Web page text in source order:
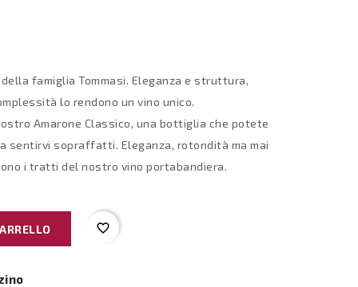
famiglia Tommasi. Eleganza e struttura,
lo rendono un vino unico.
Amarone Classico, una bottiglia che potete
sentirvi sopraffatti. Eleganza, rotondità ma mai
i tratti del nostro vino portabandiera.
favorite_border